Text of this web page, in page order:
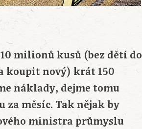
milionů kusů (bez dětí do
koupit nový) krát 150
náklady, dejme tomu
měsíc. Tak nějak by
ministra průmyslu